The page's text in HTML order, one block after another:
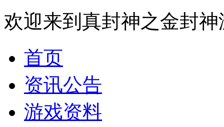
欢迎来到真封神之金封
首页
资讯公告
游戏资料